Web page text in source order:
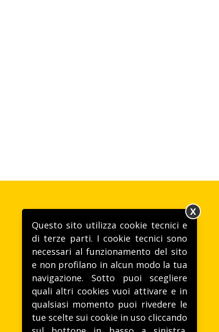
Gusto alla VITA
T. (+39) 0172 46221 -life@lifeitalia.com
Life Spa - Via Aie, 28, 12040 Sommariva Perno (CN)
Questo sito utilizza cookie tecnici e
di terze parti. I cookie tecnici sono
necessari al funzionamento del sito
e non profilano in alcun modo la tua
navigazione. Sotto puoi scegliere
quali altri cookies vuoi attivare e in
qualsiasi momento puoi rivedere le
tue scelte sui cookie in uso cliccando
X